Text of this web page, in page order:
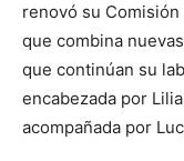
renovó su
que combina
que continúan su
encabezada por
acompañada por